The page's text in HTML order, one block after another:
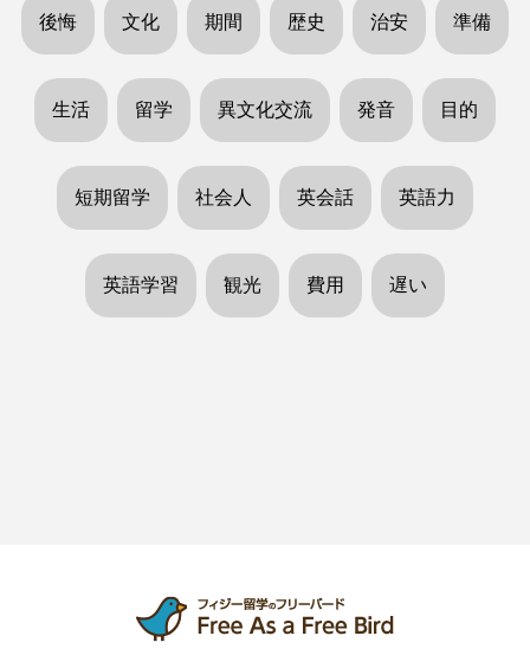
後悔 文化 期間 歴史 治安 準備
生活 留学 異文化交流 発音 目的
短期留学 社会人 英会話 英語力
英語学習 観光 費用 遅い